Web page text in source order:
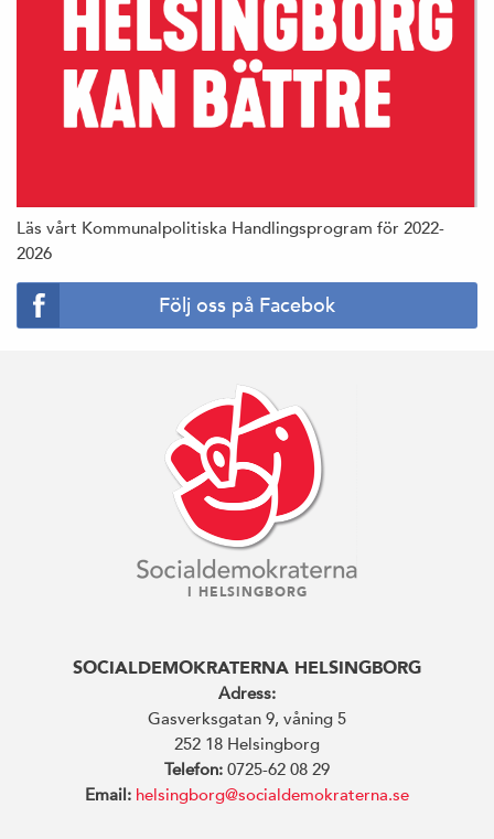
Läs vårt Kommunalpolitiska Handlingsprogram för 2022-
2026
Följ oss på Facebok
I HELSINGBORG
SOCIALDEMOKRATERNA HELSINGBORG
Adress:
Gasverksgatan 9, våning 5
252 18 Helsingborg
Telefon: 0725-62 08 29
Email: helsingborg@socialdemokraterna.se